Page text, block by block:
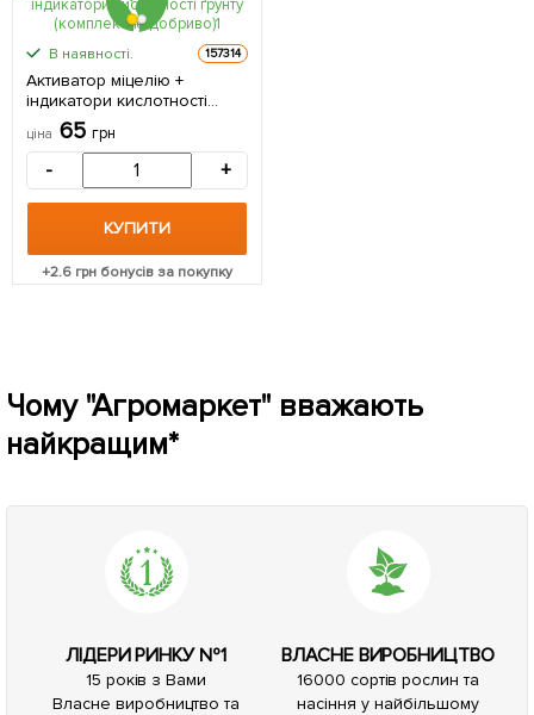
В наявності. 157314
Активатор міцелію +
індикатори кислотності
ґрунту (комплексне
добриво)
ціна 65 грн
- +
КУПИТИ
+2.6 грн бонусів за покупку
Чому "Агромаркет" вважають
найкращим*
ЛІДЕРИ РИНКУ №1
15 років з Вами
Власне виробництво та
ВЛАСНЕ ВИРОБНИЦТВО
16000 сортів рослин та
насіння у найбільшому